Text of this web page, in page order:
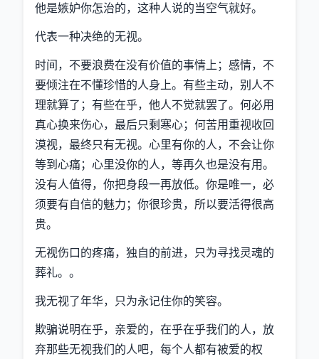
他是嫉妒你怎治的，这种人说的当空气就好。
代表一种决绝的无视。
时间，不要浪费在没有价值的事情上；感情，不
要倾注在不懂珍惜的人身上。有些主动，别人不
理就算了；有些在乎，他人不觉就罢了。何必用
真心换来伤心，最后只剩寒心；何苦用重视收回
漠视，最终只有无视。心里有你的人，不会让你
等到心痛；心里没你的人，等再久也是没有用。
没有人值得，你把身段一再放低。你是唯一，必
须要有自信的魅力；你很珍贵，所以要活得很高
贵。
无视伤口的疼痛，独自的前进，只为寻找灵魂的
葬礼。。
我无视了年华，只为永记住你的笑容。
欺骗说明在乎，亲爱的，在乎在乎我们的人，放
弃那些无视我们的人吧，每个人都有被爱的权